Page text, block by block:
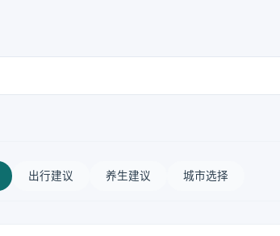
出行建议 养生建议 城市选择